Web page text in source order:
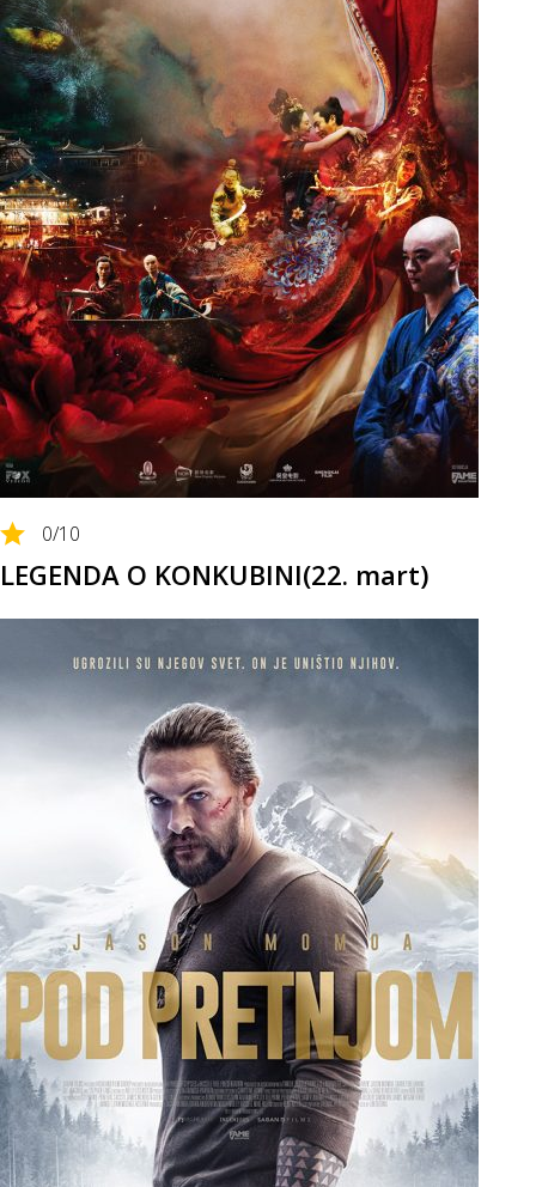
0/10
LEGENDA O KONKUBINI(22. mart)